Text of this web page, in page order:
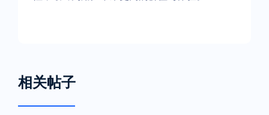
相关帖子